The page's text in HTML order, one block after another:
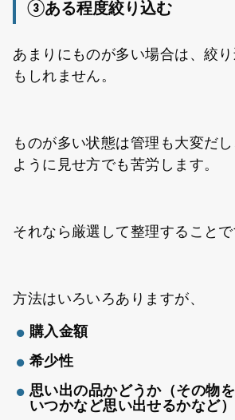
③ある程度絞り込む
あまりにものが多い場合は、絞
もしれません。
ものが多い状態は管理も大変だ
ように見せ方でも苦労します。
それなら厳選して整理することで
方法はいろいろありますが、
購入金額
希少性
思い出の品かどうか（その物
いつかなど思い出せるかなど）